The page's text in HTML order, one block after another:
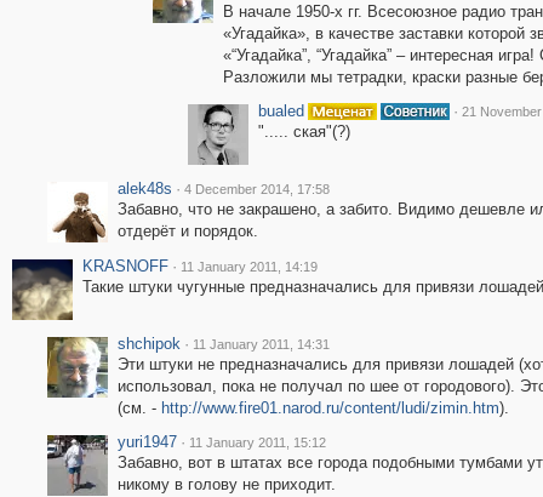
В начале 1950-х гг. Всесоюзное радио
«Угадайка», в качестве заставки которой
«“Угадайка”, “Угадайка” – интересная
Разложили мы тетрадки, краски разные
bualed
· 21
"..... ская"(?)
alek48s · 4 December 2014, 17:58
Забавно, что не закрашено, а забито. Видимо дешевле
отдерёт и порядок.
KRASNOFF · 11 January 2011, 14:19
Такие штуки чугунные предназначались для привязи
shchipok · 11 January 2011, 14:31
Эти штуки не предназначались для привязи лошадей
использовал, пока не получал по шее от городового).
(см. - http://www.fire01.narod.ru/content/ludi/zimin.htm).
yuri1947 · 11 January 2011, 15:12
Забавно, вот в штатах все города подобными тумбами
никому в голову не приходит.